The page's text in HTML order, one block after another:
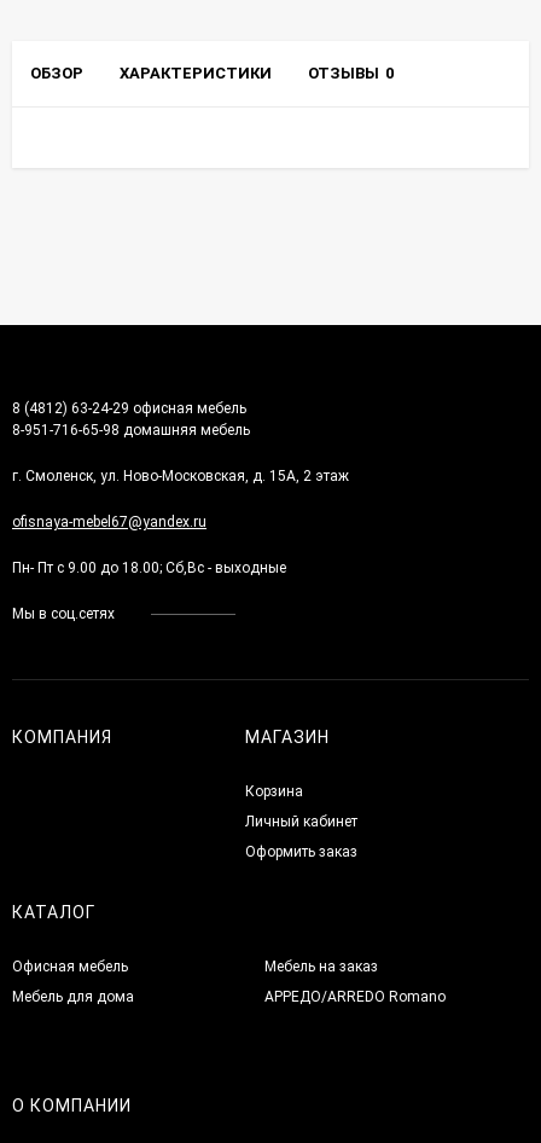
ОБЗОР ХАРАКТЕРИСТИКИ ОТЗЫВЫ 0
8 (4812) 63-24-29 офисная мебель
8-951-716-65-98 домашняя мебель
г. Смоленск, ул. Ново-Московская, д. 15А, 2 этаж
ofisnaya-mebel67@yandex.ru
Пн- Пт с 9.00 до 18.00; Сб,Вс - выходные
Мы в соц.сетях
КОМПАНИЯ МАГАЗИН
Корзина
Личный кабинет
Оформить заказ
КАТАЛОГ
Офисная мебель
Мебель для дома
Мебель на заказ
АРРЕДО/ARREDO Romano
О КОМПАНИИ